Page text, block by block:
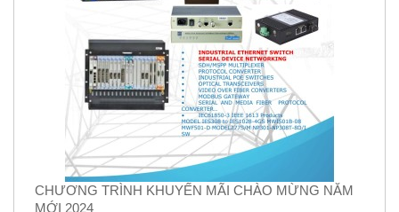
CHƯƠNG TRÌNH KHUYẾN MÃI CHÀO MỪNG NĂM
MỚI 2024